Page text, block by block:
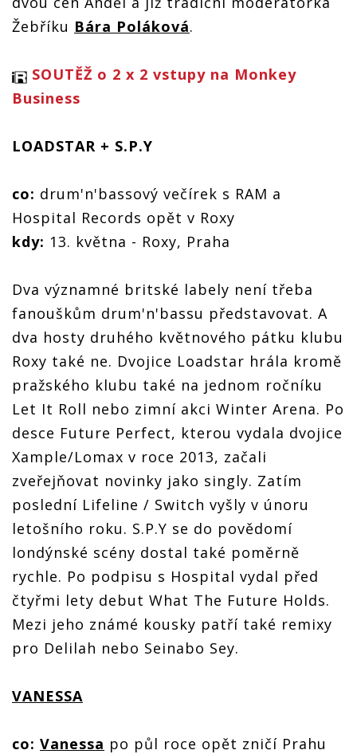
Žebříku Bára Poláková.
SOUTĚŽ o 2 x 2 vstupy na Monkey
Business
LOADSTAR + S.P.Y
co: drum'n'bassový večírek s RAM a
Hospital Records opět v Roxy
kdy: 13. května - Roxy, Praha
Dva významné britské labely není třeba
fanouškům drum'n'bassu představovat. A
dva hosty druhého květnového pátku klubu
Roxy také ne. Dvojice Loadstar hrála kromě
pražského klubu také na jednom ročníku
Let It Roll nebo zimní akci Winter Arena. Po
desce Future Perfect, kterou vydala dvojice
Xample/Lomax v roce 2013, začali
zveřejňovat novinky jako singly. Zatím
poslední Lifeline / Switch vyšly v únoru
letošního roku. S.P.Y se do povědomí
londýnské scény dostal také poměrně
rychle. Po podpisu s Hospital vydal před
čtyřmi lety debut What The Future Holds.
Mezi jeho známé kousky patří také remixy
pro Delilah nebo Seinabo Sey.
VANESSA
co: Vanessa po půl roce opět zničí Prahu